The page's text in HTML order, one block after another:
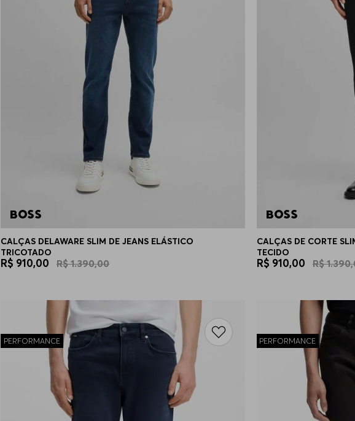
CALÇAS DELAWARE SLIM DE JEANS ELÁSTICO
TRICOTADO
R$ 910,00 R$ 1.390,00
CALÇAS DE CORTE
TECIDO
R$ 910,00 R$ 1.390,
PERFORMANCE PERFORMANCE